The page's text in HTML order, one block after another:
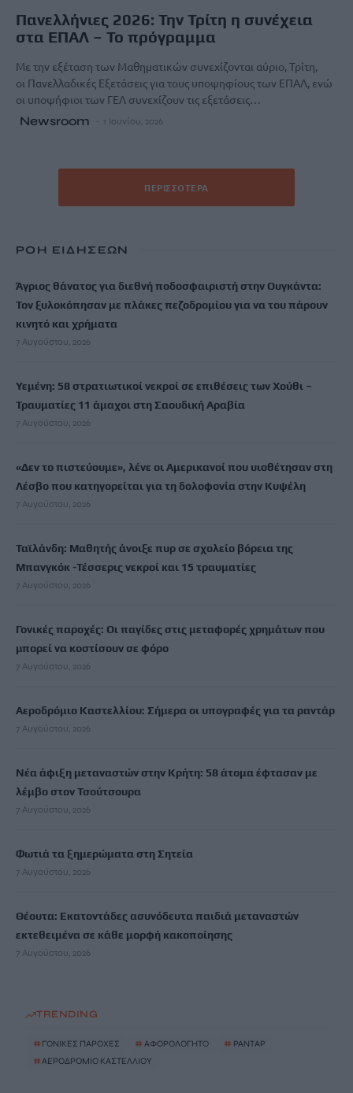
Πανελλήνιες 2026: Την Τρίτη η συνέχεια
στα ΕΠΑΛ – Το πρόγραμμα
Με την εξέταση των Μαθηματικών συνεχίζονται αύριο, Τρίτη,
οι Πανελλαδικές Εξετάσεις για τους υποψηφίους των ΕΠΑΛ, ενώ
οι υποψήφιοι των ΓΕΛ συνεχίζουν τις εξετάσεις…
Newsroom 1 Ιουνίου, 2026
ΠΕΡΙΣΣΌΤΕΡΑ
ΡΟΗ ΕΙΔΗΣΕΩΝ
Άγριος θάνατος για διεθνή ποδοσφαιριστή στην Ουγκάντα:
Τον ξυλοκόπησαν με πλάκες πεζοδρομίου για να του πάρουν
κινητό και χρήματα
7 Αυγούστου, 2026
Υεμένη: 58 στρατιωτικοί νεκροί σε επιθέσεις των Χούθι –
Τραυματίες 11 άμαχοι στη Σαουδική Αραβία
7 Αυγούστου, 2026
«Δεν το πιστεύουμε», λένε οι Αμερικανοί που υιοθέτησαν στη
Λέσβο που κατηγορείται για τη δολοφονία στην Κυψέλη
7 Αυγούστου, 2026
Ταϊλάνδη: Μαθητής άνοιξε πυρ σε σχολείο βόρεια της
Μπανγκόκ -Τέσσερις νεκροί και 15 τραυματίες
7 Αυγούστου, 2026
Γονικές παροχές: Οι παγίδες στις μεταφορές χρημάτων που
μπορεί να κοστίσουν σε φόρο
7 Αυγούστου, 2026
Αεροδρόμιο Καστελλίου: Σήμερα οι υπογραφές για τα ραντάρ
7 Αυγούστου, 2026
Νέα άφιξη μεταναστών στην Κρήτη: 58 άτομα έφτασαν με
λέμβο στον Τσούτσουρα
7 Αυγούστου, 2026
Φωτιά τα ξημερώματα στη Σητεία
7 Αυγούστου, 2026
Θέουτα: Εκατοντάδες ασυνόδευτα παιδιά μεταναστών
εκτεθειμένα σε κάθε μορφή κακοποίησης
7 Αυγούστου, 2026
TRENDING
# ΓΟΝΙΚΕΣ ΠΑΡΟΧΕΣ # ΑΦΟΡΟΛΟΓΗΤΟ # ΡΑΝΤΑΡ
#ΑΕΡΟΔΡΟΜΙΟ ΚΑΣΤΕΛΛΙΟΥ